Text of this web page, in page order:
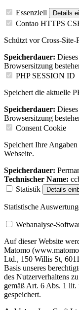
Essenziell Details
Contao HTTPS
Schützt vor Cross-
Speicherdauer:
Browsersitzung
PHP SESSION ID
Speichert die aktuelle
Speicherdauer:
Browsersitzung
Consent Cookie
Speichert Ihre
Webseite.
Speicherdauer:
Technischer Name:
Statistik
Details
Statistische
Webanalyse-
Auf dieser Website
Matomo
Ltd., 150 Willis St,
Basis unseres
des Nutzerverhaltens
gemäß Art. 6 Abs. 1
gespeichert.